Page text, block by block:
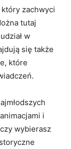
zachwyci⁢
‌tutaj​
w
się także
które⁤
i
‌wybierasz